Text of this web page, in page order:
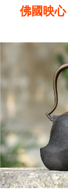
佛國映